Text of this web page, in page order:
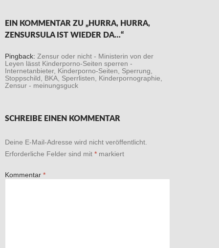
EIN KOMMENTAR ZU „HURRA, HURRA,
ZENSURSULA IST WIEDER DA…“
Pingback: Zensur oder nicht - Ministerin von der
Leyen lässt Kinderporno-Seiten sperren -
Internetanbieter, Kinderporno-Seiten, Sperrung,
Stoppschild, BKA, Sperrlisten, Kinderpornographie,
Zensur - meinungsguck
SCHREIBE EINEN KOMMENTAR
Deine E-Mail-Adresse wird nicht veröffentlicht.
Erforderliche Felder sind mit * markiert
Kommentar *